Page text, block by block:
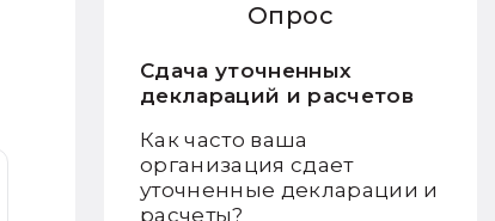
Опрос
Сдача уточненных
деклараций и расчетов
Как часто ваша
организация сдает
уточненные декларации и
расчеты?